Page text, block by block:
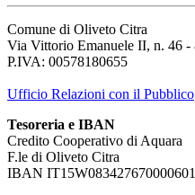
Comune di Oliveto Citra
Via Vittorio Emanuele II, n. 46
P.IVA: 00578180655
Ufficio Relazioni con il Pubblico
Tesoreria e IBAN
Credito Cooperativo di Aquara
F.le di Oliveto Citra
IBAN